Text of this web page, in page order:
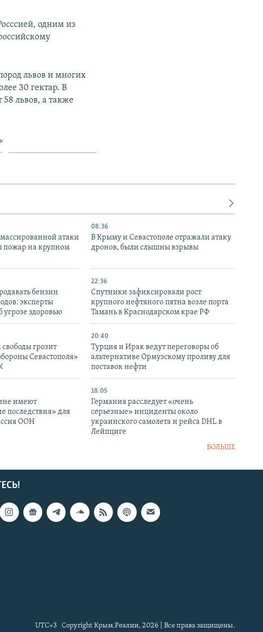
одним из
львов и многих
30 гектар. В
львов, а также
атаки
пожар на крупном
08:36
В Крыму и Севастополе отражали атаку
дронов, были слышны взрывы
бензин
эксперты
здоровью
22:36
Спутники зафиксировали рост
крупного нефтяного пятна возле порта
Тамань в Краснодарском крае РФ
грозит
Севастополя»
20:40
Турция и Ирак ведут переговоры об
альтернативе Ормузскому проливу для
поставок нефти
имеют
последствия» для
ООН
18:05
Германия расследует «очень
серьезные» инциденты около
украинского самолета и рейса DHL в
Лейпциге
БОЛЬШЕ
Copyright Крым.Реалии, 2026 | Все права защищены.
UTC+3